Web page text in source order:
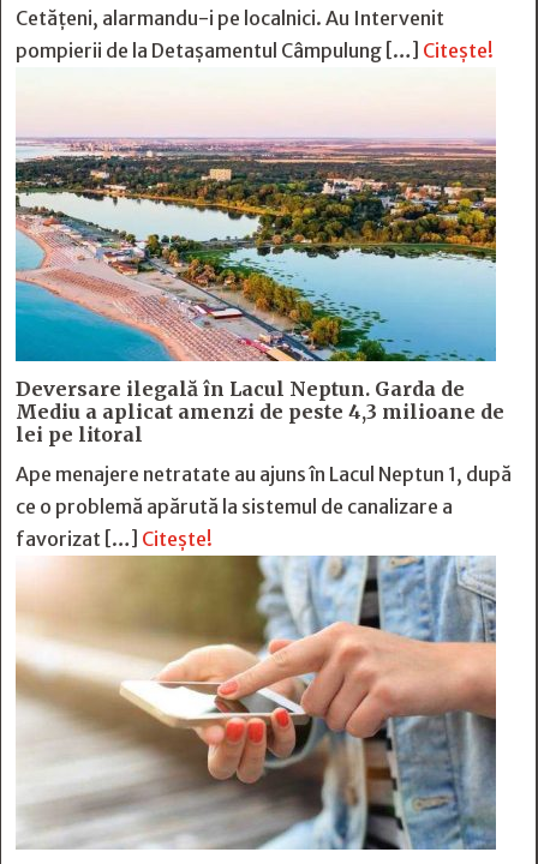
Cetățeni, alarmandu-i pe localnici. Au Intervenit
pompierii de la Detașamentul Câmpulung […] Citește!
Deversare ilegală în Lacul Neptun. Garda de
Mediu a aplicat amenzi de peste 4,3 milioane de
lei pe litoral
Ape menajere netratate au ajuns în Lacul Neptun 1, după
ce o problemă apărută la sistemul de canalizare a
favorizat […] Citește!